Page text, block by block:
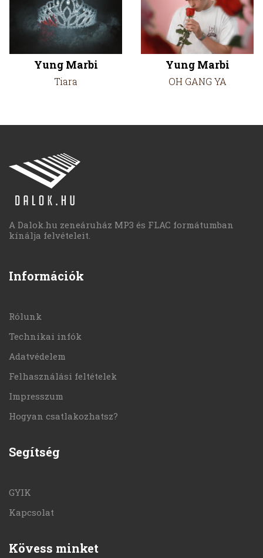
Yung Marbi
Tiara
Yung Marbi
OH GANG YA
A Dalok.hu zeneáruház MP3 és FLAC formátumban
kínálja felvételeit.
Információk
Rólunk
Technikai infók
Adatvédelem
Felhasználási feltételek
Impresszum
Hogyan csatlakozhatsz?
Segítség
GYIK
Kapcsolat
Kövess minket